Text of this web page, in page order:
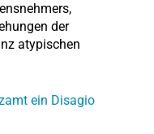
der
atypischen
ein Disagio